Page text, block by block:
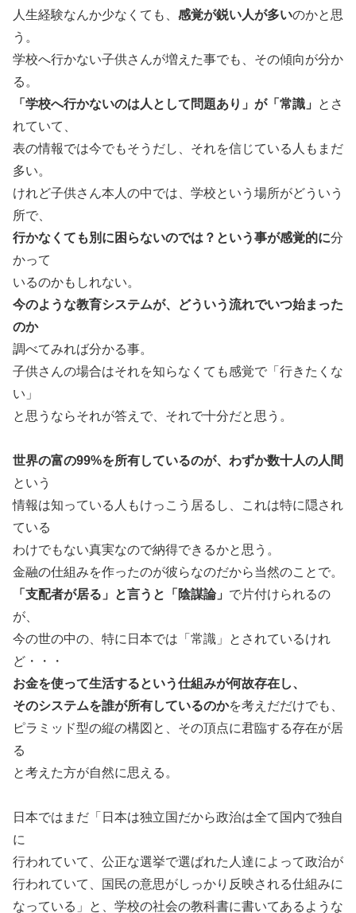
人生経験なんか少なくても、 感覚が鋭い人が多いのかと思
う。
学校へ行かない子供さんが増えた事でも、その傾向が分か
る。
「学校へ行かないのは人として問題あり」が「常識」
とさ
れていて、
表の情報では今でもそうだし、それを信じている人もまだ
多い。
けれど子供さん本人の中では、学校という場所がどういう
所で、
行かなくても別に困らないのでは？という事が感覚的に分
かって
いるのかもしれない。
今のような教育システムが、どういう流れでいつ始まった
のか
調べてみれば分かる事。
子供さんの場合はそれを知らなくても感覚で「行きたくな
い」
と思うならそれが答えで、それで十分だと思う。
世界の富の99%を所有しているのが、わずか数十人の人間
という
情報は知っている人もけっこう居るし、これは特に隠され
ている
わけでもない真実なので納得できるかと思う。
金融の仕組みを作ったのが彼らなのだから当然のことで。
「支配者が居る」と言うと「陰謀論」 で片付けられるの
が、
今の世の中の、特に日本では「常識」とされているけれ
ど・・・
お金を使って生活するという仕組みが何故存在し、
そのシステムを誰が所有しているのかを考えだだけでも、
ピラミッド型の縦の構図と、その頂点に君臨する存在が居
る
と考えた方が自然に思える。
日本ではまだ「日本は独立国だから政治は全て国内で独自
に
行われていて、公正な選挙で選ばれた人達によって政治が
行われていて、国民の意思がしっかり反映される仕組みに
なっている」と、学校の社会の教科書に書いてあるような